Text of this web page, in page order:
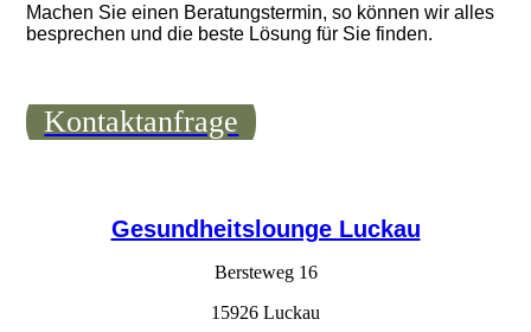
Machen Sie einen Beratungstermin, so können wir alles
besprechen und die beste Lösung für Sie finden.
Kontaktanfrage
Gesundheitslounge Luckau
Bersteweg 16
15926 Luckau